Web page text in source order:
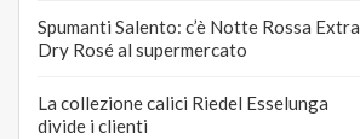
Spumanti Salento: c’è Notte Rossa Extra
Dry Rosé al supermercato
La collezione calici Riedel Esselunga
divide i clienti